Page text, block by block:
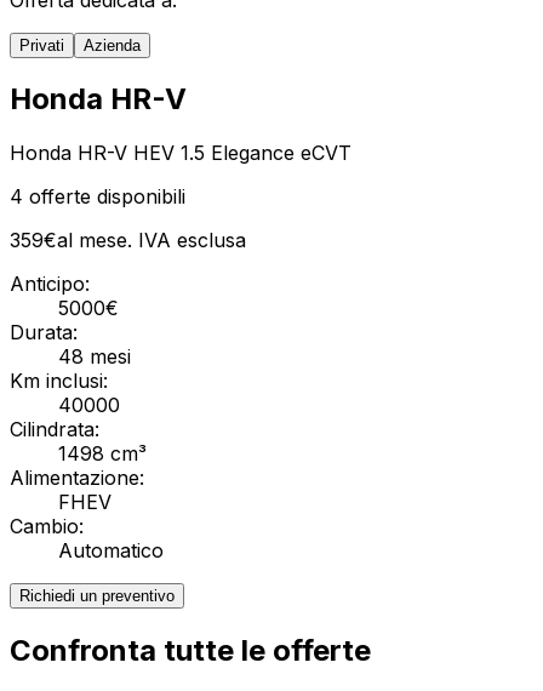
Privati Azienda
Honda HR-V
Honda HR-V HEV 1.5 Elegance eCVT
4 offerte disponibili
359€al mese. IVA esclusa
Anticipo:
5000€
Durata:
48 mesi
Km inclusi:
40000
Cilindrata:
1498 cm³
Alimentazione:
FHEV
Cambio:
Automatico
Richiedi un preventivo
Confronta tutte le offerte